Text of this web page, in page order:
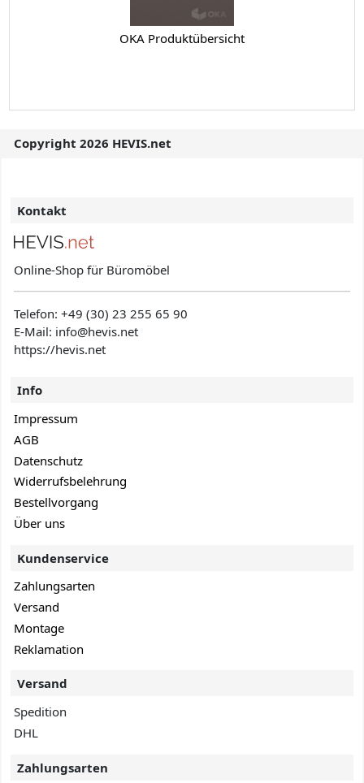
OKA Produktübersicht
Copyright 2026 HEVIS.net
Kontakt
Online-Shop für Büromöbel
Telefon:+49 (30) 23 255 65 90
E-Mail: info@hevis.net
https://hevis.net
Info
Impressum
AGB
Datenschutz
Widerrufsbelehrung
Bestellvorgang
Über uns
Kundenservice
Zahlungsarten
Versand
Montage
Reklamation
Versand
Spedition
DHL
Zahlungsarten